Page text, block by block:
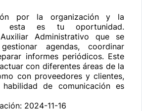
por la organización y la
esta es tu oportunidad.
Administrativo que se
agendas, coordinar
informes periódicos. Este
con diferentes áreas de la
con proveedores y clientes,
de comunicación es
2024-11-16